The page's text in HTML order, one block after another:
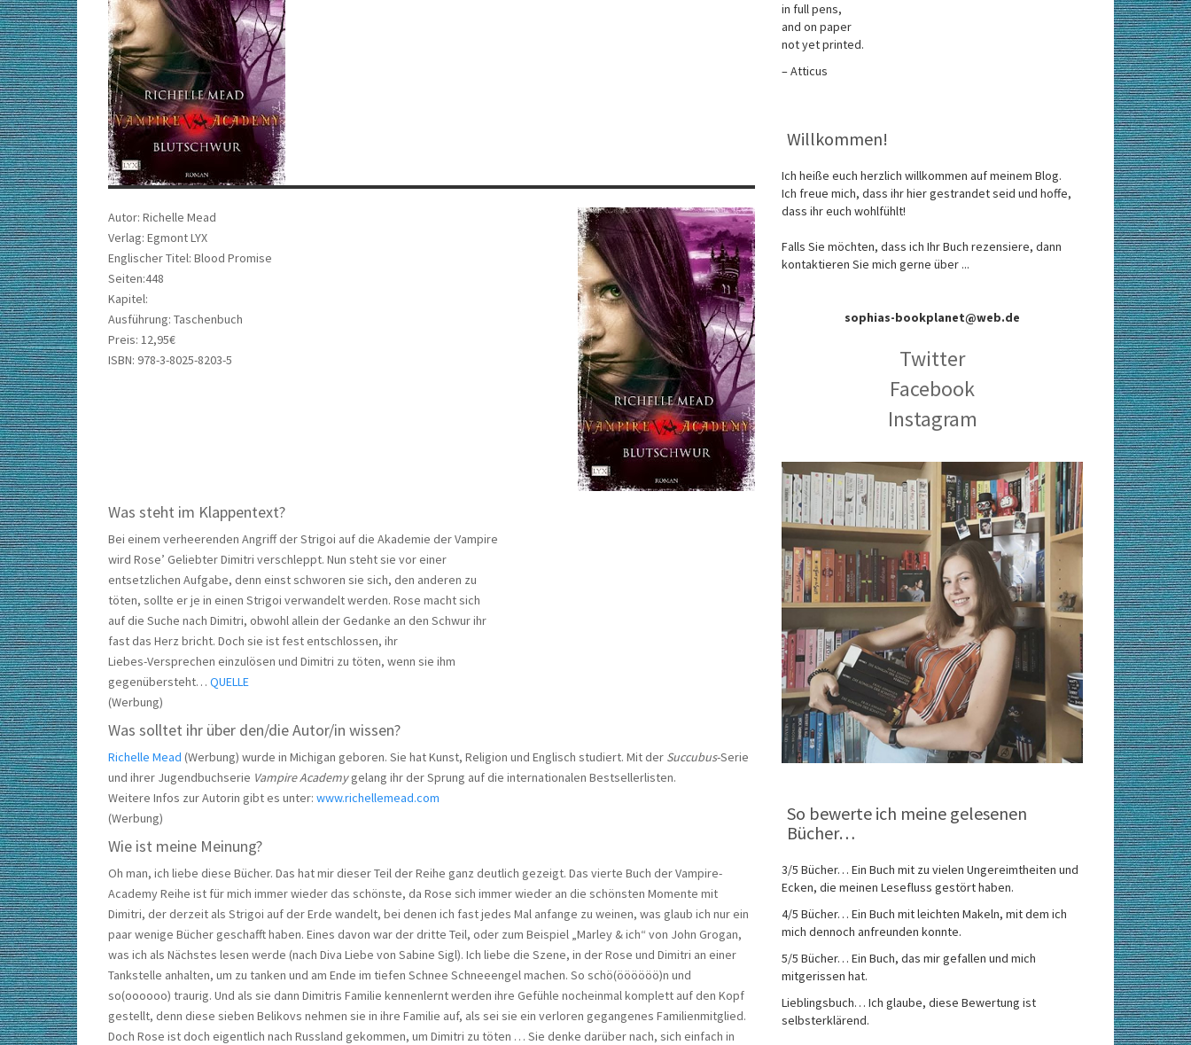
Autor: Richelle Mead
Verlag: Egmont LYX
Englischer Titel: Blood Promise
Seiten:448
Kapitel:
Ausführung: Taschenbuch
Preis: 12,95€
ISBN: 978-3-8025-8203-5
Was steht im Klappentext?
Bei einem verheerenden Angriff der Strigoi auf die Akademie der Vampire
wird Rose’ Geliebter Dimitri verschleppt. Nun steht sie vor einer
entsetzlichen Aufgabe, denn einst schworen sie sich, den anderen zu
töten, sollte er je in einen Strigoi verwandelt werden. Rose macht sich
auf die Suche nach Dimitri, obwohl allein der Gedanke an den Schwur ihr
fast das Herz bricht. Doch sie ist fest entschlossen, ihr
Liebes-Versprechen einzulösen und Dimitri zu töten, wenn sie ihm
gegenübersteht… QUELLE
(Werbung)
Was solltet ihr über den/die Autor/in wissen?
Richelle Mead (Werbung) wurde in Michigan geboren. Sie hat Kunst, Religion und Englisch studiert. Mit der Succubus-Serie
und ihrer Jugendbuchserie Vampire Academygelang ihr der Sprung auf die internationalen Bestsellerlisten.
Weitere Infos zur Autorin gibt es unter: www.richellemead.com
(Werbung)
Wie ist meine Meinung?
Oh man, ich liebe diese Bücher. Das hat mir dieser Teil der Reihe ganz deutlich gezeigt. Das vierte Buch der Vampire-
Academy Reihe ist für mich immer wieder das schönste, da Rose sich immer wieder an die schönsten Momente mit
Dimitri, der derzeit als Strigoi auf der Erde wandelt, bei denen ich fast jedes Mal anfange zu weinen, was glaub ich nur ein
paar wenige Bücher geschafft haben. Eines davon war der dritte Teil, oder zum Beispiel „Marley & ich“ von John Grogan,
was ich als Nächstes lesen werde (nach Diva Liebe von Sabine Sigl). Ich liebe die Szene, in der Rose und Dimitri an einer
Tankstelle anhalten, um zu tanken und am Ende im tiefen Schnee Schneeengel machen. So schö(öööööö)n und
so(oooooo) traurig. Und als sie dann Dimitris Familie kennenlernt werden ihre Gefühle nocheinmal komplett auf den Kopf
gestellt, denn diese sieben Belikovs nehmen sie in ihre Familie auf, als sei sie ein verloren gegangenes Familienmitglied.
Doch Rose ist doch eigentlich nach Russland gekommen, um Dimitri zu töten … Sie denke darüber nach, sich einfach in
in full pens,
and on paper
not yet printed.
– Atticus
Willkommen!
Ich heiße euch herzlich willkommen auf meinem Blog.
Ich freue mich, dass ihr hier gestrandet seid und hoffe,
dass ihr euch wohlfühlt!
Falls Sie möchten, dass ich Ihr Buch rezensiere, dann
kontaktieren Sie mich gerne über ...
sophias-bookplanet@web.de
Twitter
Facebook
Instagram
So bewerte ich meine gelesenen
Bücher…
3/5 Bücher… Ein Buch mit zu vielen Ungereimtheiten und
Ecken, die meinen Lesefluss gestört haben.
4/5 Bücher… Ein Buch mit leichten Makeln, mit dem ich
mich dennoch anfreunden konnte.
5/5 Bücher… Ein Buch, das mir gefallen und mich
mitgerissen hat.
Lieblingsbuch… Ich glaube, diese Bewertung ist
selbsterklärend.